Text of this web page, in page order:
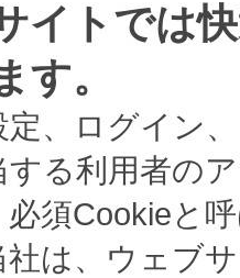
イトでは
す。
、ログイン
する利用者の
必須Cookieと
は、ウェブ